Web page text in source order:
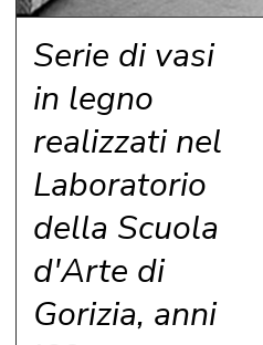
Serie di vasi
in legno
realizzati nel
Laboratorio
della Scuola
d'Arte di
Gorizia, anni